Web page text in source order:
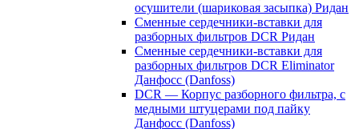
осушители (шариковая засыпка) Ридан
Сменные сердечники-вставки для
разборных фильтров DCR Ридан
Сменные сердечники-вставки для
разборных фильтров DCR Eliminator
Данфосс (Danfoss)
DCR — Корпус разборного фильтра, с
медными штуцерами под пайку
Данфосс (Danfoss)